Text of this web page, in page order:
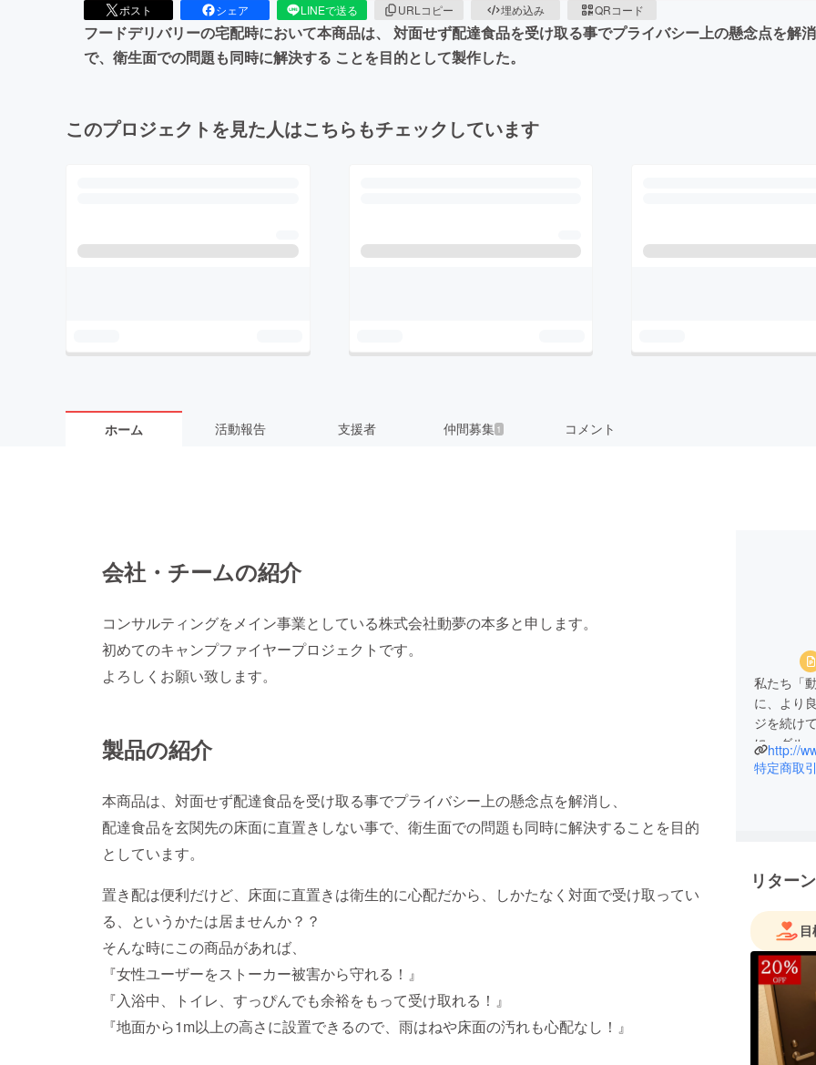
ポスト シェア LINEで送る URLコピー 埋め込み QRコード
フードデリバリーの宅配時において本商品は、 対面せず配達食品を受け取る事でプライバシー上の懸念点を解
で、衛生面での問題も同時に解決する ことを目的として製作した。
このプロジェクトを見た人はこちらもチェックしています
ホーム 活動報告 支援者 仲間募集 1 コメント
会社・チームの紹介
コンサルティングをメイン事業としている株式会社動夢の本多と申します。
初めてのキャンプファイヤープロジェクトです。
よろしくお願い致します。
製品の紹介
本商品は、対面せず配達食品を受け取る事でプライバシー上の懸念点を解消し、
配達食品を玄関先の床面に直置きしない事で、衛生面での問題も同時に解決することを目的
としています。
置き配は便利だけど、床面に直置きは衛生的に心配だから、しかたなく対面で受け取ってい
る、というかたは居ませんか？？
そんな時にこの商品があれば、
『女性ユーザーをストーカー被害から守れる！』
『入浴中、トイレ、すっぴんでも余裕をもって受け取れる！』
『地面から1m以上の高さに設置できるので、雨はねや床面の汚れも心配なし！』
私たち「
に、より
ジを続け
に、グル
いいな”を
http://
特定商取
リター